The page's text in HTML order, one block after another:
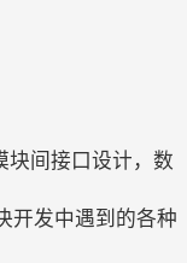
块间接口设计，数
开发中遇到的各种